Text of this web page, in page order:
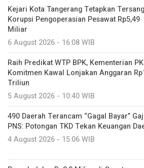
Kejari Kota Tangerang Tetapkan
Korupsi Pengoperasian Pesawat Rp5,49
Miliar
6 August 2026 - 16:08 WIB
Raih Predikat WTP BPK, Kementerian
Komitmen Kawal Lonjakan Anggaran
Triliun
5 August 2026 - 10:40 WIB
490 Daerah Terancam “Gagal Bayar”
PNS: Potongan TKD Tekan Keuangan
4 August 2026 - 15:06 WIB